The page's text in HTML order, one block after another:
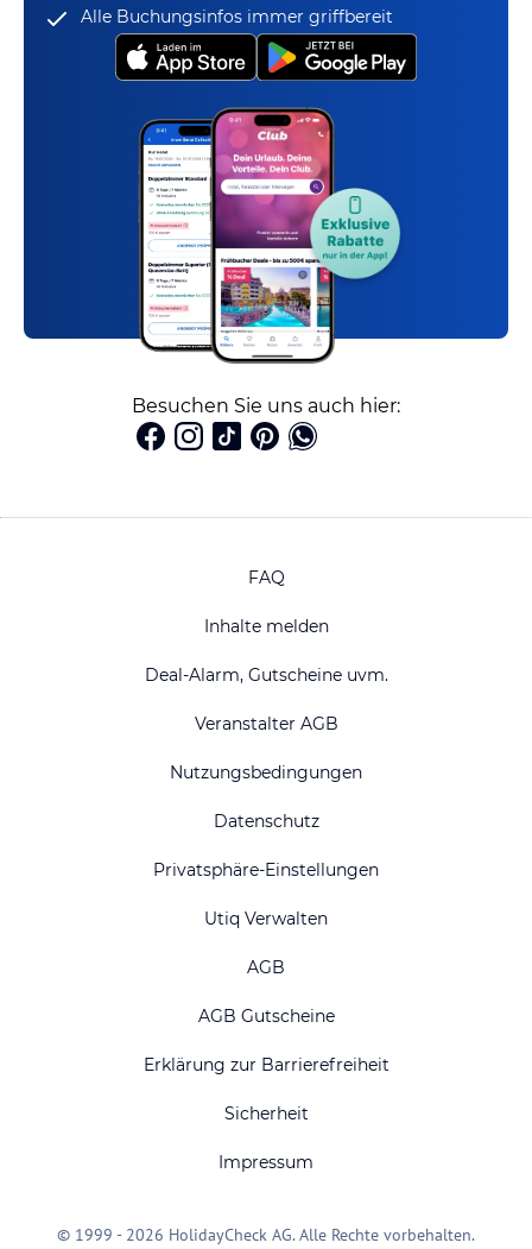
Alle Buchungsinfos immer griffbereit
Besuchen Sie uns auch hier:
FAQ
Inhalte melden
Deal-Alarm, Gutscheine uvm.
Veranstalter AGB
Nutzungsbedingungen
Datenschutz
Privatsphäre-Einstellungen
Utiq Verwalten
AGB
AGB Gutscheine
Erklärung zur Barrierefreiheit
Sicherheit
Impressum
© 1999 - 2026 HolidayCheck AG. Alle Rechte vorbehalten.